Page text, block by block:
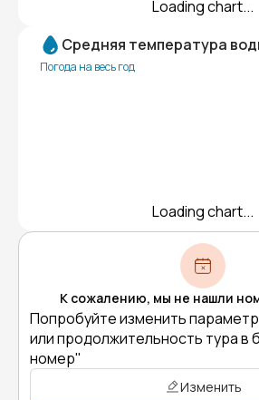
Loading chart...
Средняя температура
Погода на весь год
Loading chart...
К сожалению, мы не нашли
Попробуйте изменить
или продолжительность тура в
номер"
Изменить